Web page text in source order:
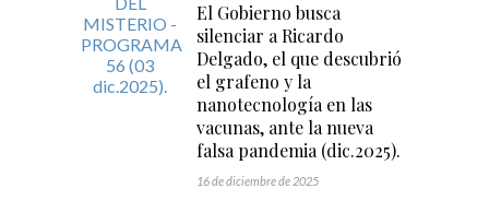
El Gobierno busca
silenciar a Ricardo
Delgado, el que descubrió
el grafeno y la
nanotecnología en las
vacunas, ante la nueva
falsa pandemia (dic.2025).
16 de diciembre de 2025